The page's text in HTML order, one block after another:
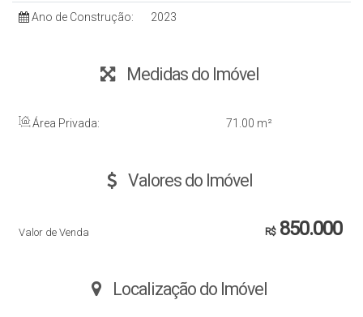
Ano de Construção: 2023
Medidas do Imóvel
Área Privada: 71 .00 m²
Valores do Imóvel
R$850.000
Valor de Venda
Localização do Imóvel